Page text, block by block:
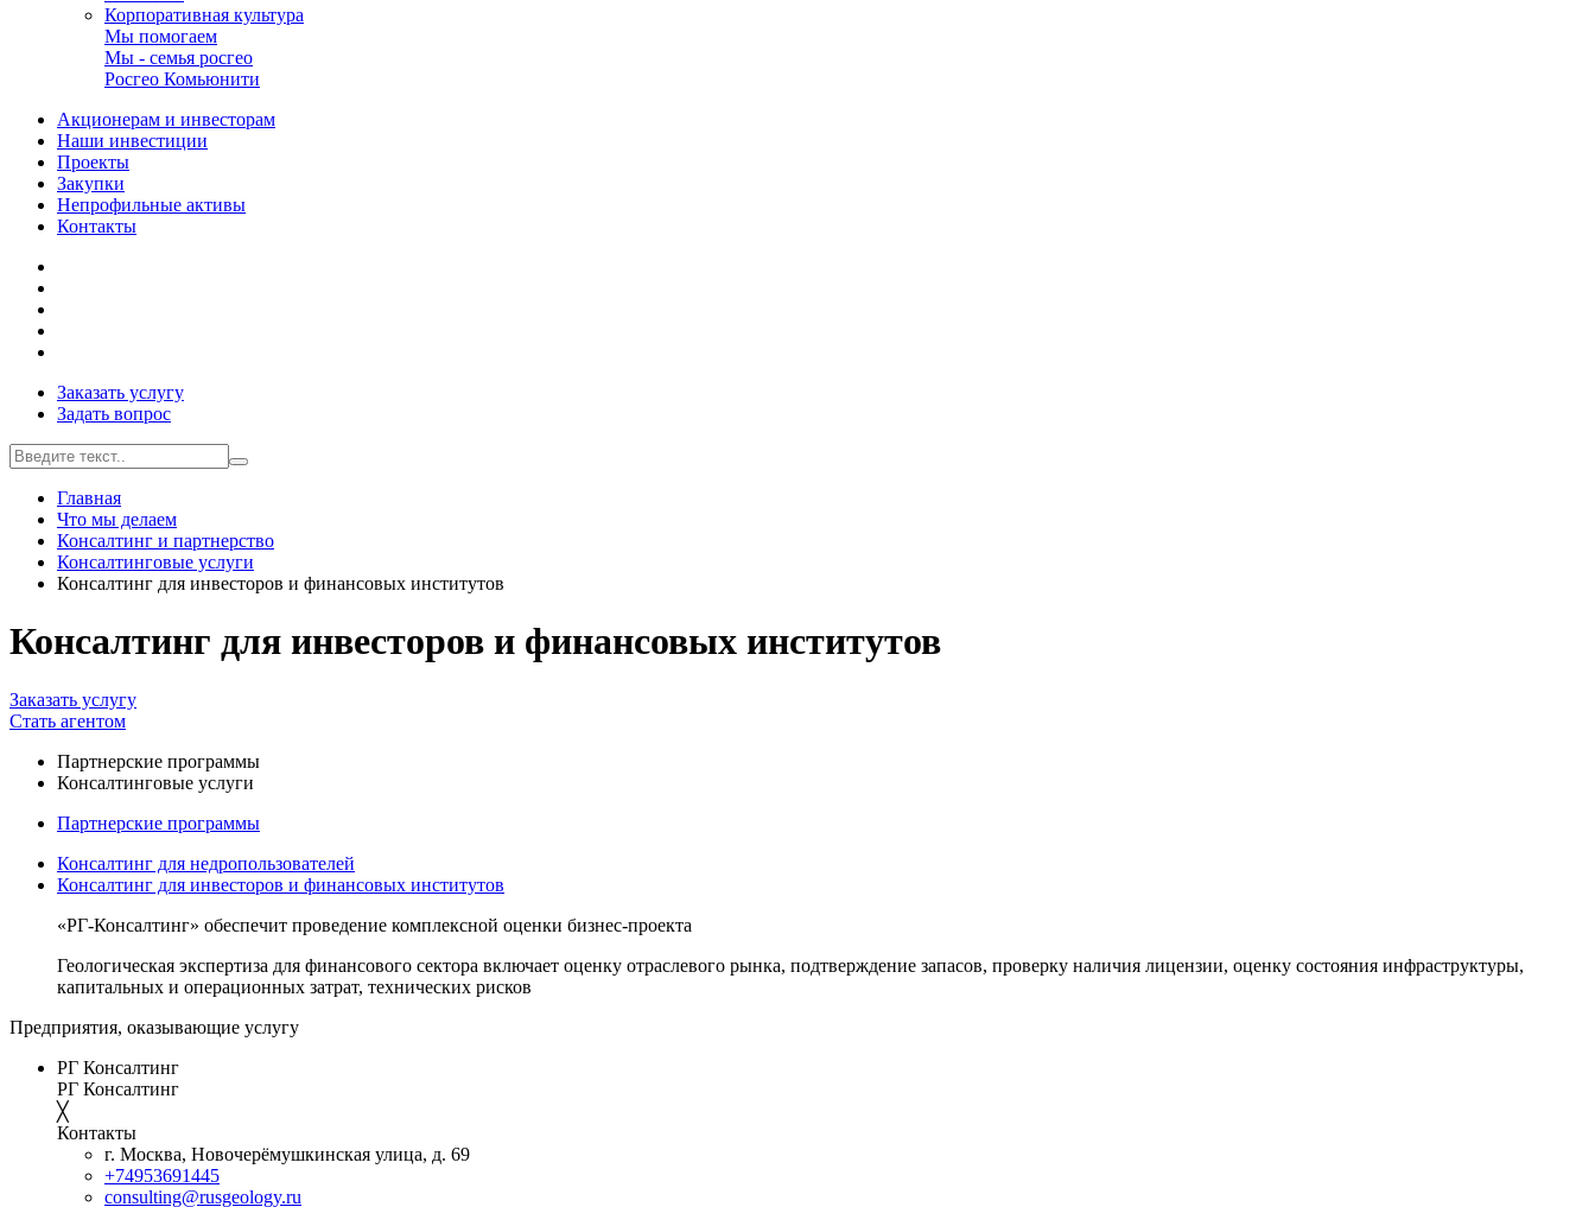
Корпоративная культура
Мы помогаем
Мы - семья росгео
Росгео Комьюнити
Акционерам и инвесторам
Наши инвестиции
Проекты
Закупки
Непрофильные активы
Контакты
Заказать услугу
Задать вопрос
Главная
Что мы делаем
Консалтинг и партнерство
Консалтинговые услуги
Консалтинг для инвесторов и финансовых институтов
Консалтинг для инвесторов и финансовых институтов
Заказать услугу
Стать агентом
Партнерские программы
Консалтинговые услуги
Партнерские программы
Консалтинг для недропользователей
Консалтинг для инвесторов и финансовых институтов
«РГ-Консалтинг» обеспечит проведение комплексной оценки бизнес-проекта
Геологическая экспертиза для финансового сектора включает оценку отраслевого рынка, подтверждение запасов, проверку наличия лицензии, оценку состояния инфраструктуры,
капитальных и операционных затрат, технических рисков
Предприятия, оказывающие услугу
РГ Консалтинг
РГ Консалтинг
╳
Контакты
г. Москва, Новочерёмушкинская улица, д. 69
+74953691445
consulting@rusgeology.ru